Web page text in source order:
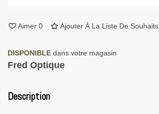
Aimer 0 Ajouter À La Liste De Souhaits
DISPONIBLE dans votre magasin
Fred Optique
Description